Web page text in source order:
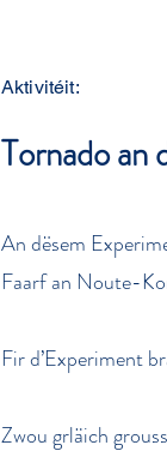
Aktivitéit:
Tornado an
An dësem
Faarf an Noute-
Fir d’Experiment
Zwou grläich